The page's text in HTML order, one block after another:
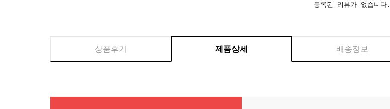
등록된 리뷰가 없습니다.
상품후기 제품상세 배송정보